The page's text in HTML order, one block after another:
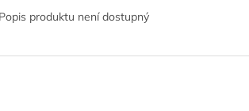
Popis produktu není dostupný